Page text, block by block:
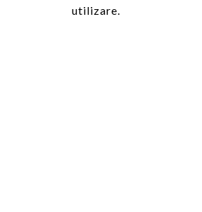
utilizare.